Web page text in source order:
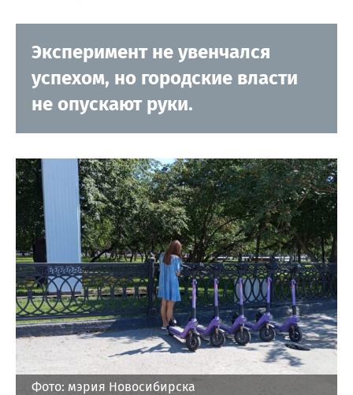
Эксперимент не увенчался
успехом, но городские власти
не опускают руки.
Фото: мэрия Новосибирска